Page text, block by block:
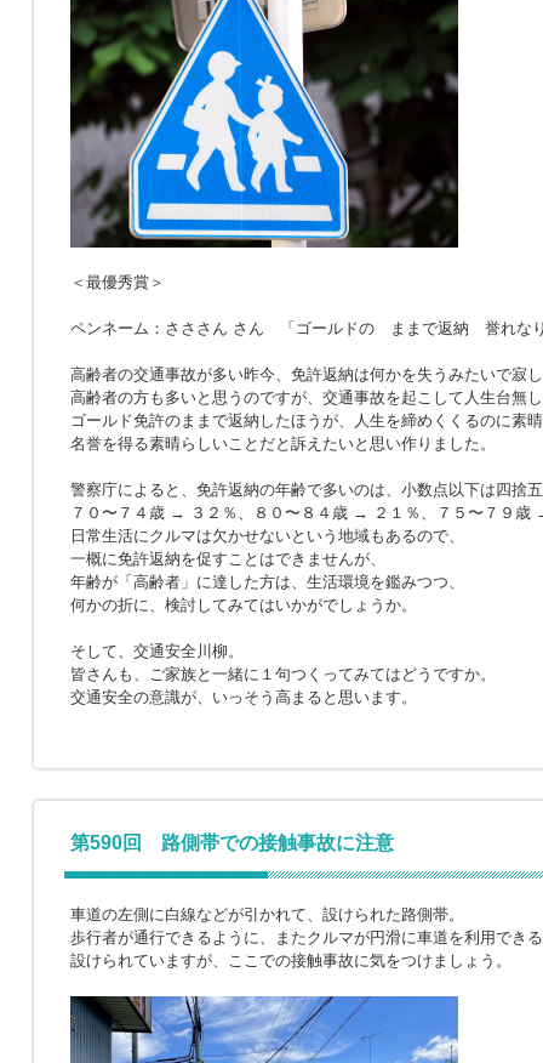
＜最優秀賞＞
ペンネーム：さささん さん 「ゴールドの ままで返納 誉れな
高齢者の交通事故が多い昨今、免許返納は何かを失うみたいで寂
高齢者の方も多いと思うのですが、交通事故を起こして人生台無
ゴールド免許のままで返納したほうが、人生を締めくくるのに素
名誉を得る素晴らしいことだと訴えたいと思い作りました。
警察庁によると、免許返納の年齢で多いのは、小数点以下は四捨
７０〜７４歳 → ３２％、８０〜８４歳 → ２１％、７５〜７９歳
日常生活にクルマは欠かせないという地域もあるので、
一概に免許返納を促すことはできませんが、
年齢が「高齢者」に達した方は、生活環境を鑑みつつ、
何かの折に、検討してみてはいかがでしょうか。
そして、交通安全川柳。
皆さんも、ご家族と一緒に１句つくってみてはどうですか。
交通安全の意識が、いっそう高まると思います。
第590回 路側帯での接触事故に注意
車道の左側に白線などが引かれて、設けられた路側帯。
歩行者が通行できるように、またクルマが円滑に車道を利用でき
設けられていますが、ここでの接触事故に気をつけましょう。